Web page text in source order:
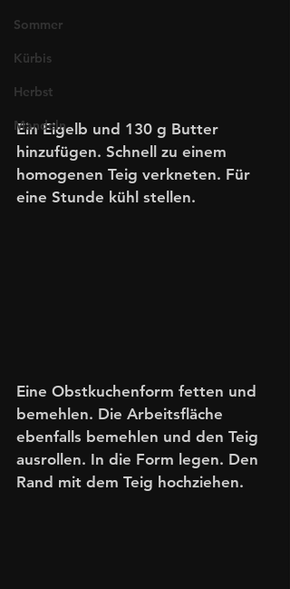
Sommer
Kürbis
Herbst
Mandeln
Ein Eigelb und 130 g Butter
hinzufügen. Schnell zu einem
homogenen Teig verkneten. Für
eine Stunde kühl stellen.
Eine Obstkuchenform fetten und
bemehlen. Die Arbeitsfläche
ebenfalls bemehlen und den Teig
ausrollen. In die Form legen. Den
Rand mit dem Teig hochziehen.